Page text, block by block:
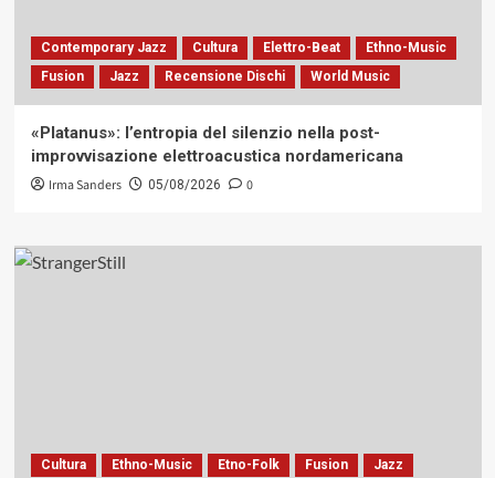
Contemporary Jazz Cultura Elettro-Beat
Ethno-Music
Fusion
Jazz Recensione Dischi World Music
«Platanus»: l’entropia del silenzio nella post-
improvvisazione elettroacustica nordamericana
Irma Sanders 05/08/2026 0
Cultura Ethno-Music Etno-Folk Fusion
Jazz